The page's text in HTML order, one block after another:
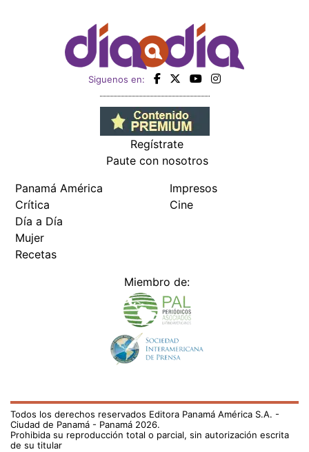
Siguenos en:
Regístrate
Paute con nosotros
Panamá América
Crítica
Día a Día
Mujer
Recetas
Impresos
Cine
Miembro de:
Todos los derechos reservados Editora Panamá América S.A. -
Ciudad de Panamá - Panamá 2026.
Prohibida su reproducción total o parcial, sin autorización escrita
de su titular